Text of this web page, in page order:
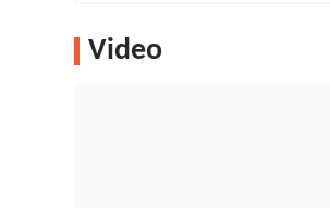
Video